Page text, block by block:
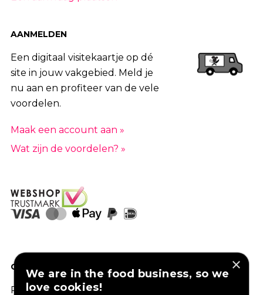
AANMELDEN
Een digitaal visitekaartje op dé
site in jouw vakgebied. Meld je
nu aan en profiteer van de vele
voordelen.
Maak een account aan »
Wat zijn de voordelen? »
GOED VERZEKERD ONDERNEMEN?
Profiteer van een aantrekkelijke premie via
×
We are in the food business, so we
love cookies!